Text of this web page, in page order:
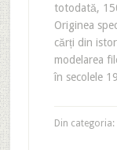
totodată,
Originea
cărți din
modelarea
în secolele
Din categoria: